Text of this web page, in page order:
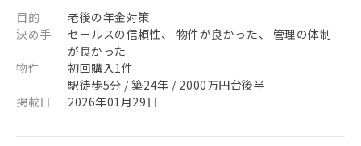
目的
老後の年金対策
決め手
セールスの信頼性、 物件が良かった、 管理の体制
が良かった
物件
初回購入1件
駅徒歩5分 / 築24年 / 2000万円台後半
掲載日
2026年01月29日